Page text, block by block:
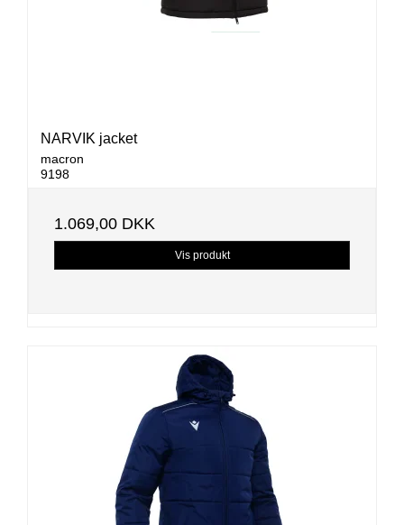
NARVIK jacket
macron
9198
1.069,00 DKK
Vis produkt